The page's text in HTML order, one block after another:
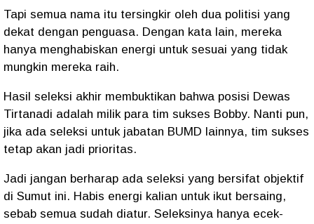
Tapi semua nama itu tersingkir oleh dua politisi yang
dekat dengan penguasa. Dengan kata lain, mereka
hanya menghabiskan energi untuk sesuai yang tidak
mungkin mereka raih.
Hasil seleksi akhir membuktikan bahwa posisi Dewas
Tirtanadi adalah milik para tim sukses Bobby. Nanti pun,
jika ada seleksi untuk jabatan BUMD lainnya, tim sukses
tetap akan jadi prioritas.
Jadi jangan berharap ada seleksi yang bersifat objektif
di Sumut ini. Habis energi kalian untuk ikut bersaing,
sebab semua sudah diatur. Seleksinya hanya ecek-